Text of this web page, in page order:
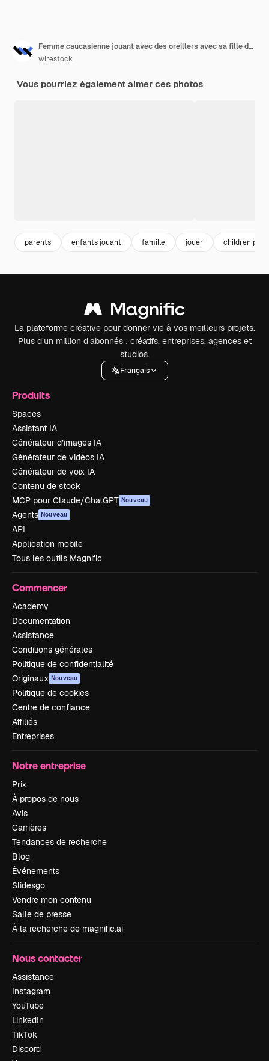
Femme caucasienne jouant avec des oreillers avec sa fille de 6 ans sur le canapé de leur maison
wirestock
Vous pourriez également aimer ces photos
parents enfants jouant famille jouer children play
La plateforme créative pour donner vie à vos meilleurs projets.
Plus d’un million d’abonnés : créatifs, entreprises, agences et
studios.
Français
Produits
Spaces
Assistant IA
Générateur d’images IA
Générateur de vidéos IA
Générateur de voix IA
Contenu de stock
MCP pour Claude/ChatGPT Nouveau
Agents Nouveau
API
Application mobile
Tous les outils Magnific
Commencer
Academy
Documentation
Assistance
Conditions générales
Politique de confidentialité
Originaux Nouveau
Politique de cookies
Centre de confiance
Affiliés
Entreprises
Notre entreprise
Prix
À propos de nous
Avis
Carrières
Tendances de recherche
Blog
Événements
Slidesgo
Vendre mon contenu
Salle de presse
À la recherche de magnific.ai
Nous contacter
Assistance
Instagram
YouTube
LinkedIn
TikTok
Discord